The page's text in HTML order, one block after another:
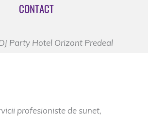
CONTACT
Party Hotel Orizont Predeal
profesioniste de sunet,